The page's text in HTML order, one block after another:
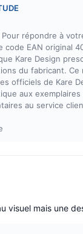
répondre à
code EAN original
Kare Design
du fabricant.
officiels de Kare
aux
au service
visuel mais une